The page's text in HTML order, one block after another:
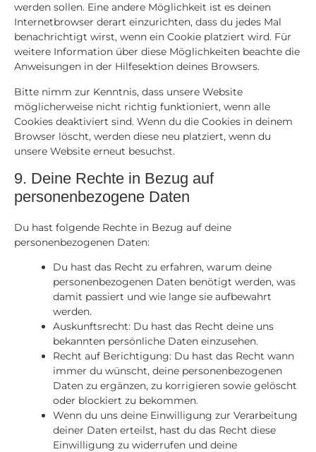
werden sollen. Eine andere Möglichkeit ist es deinen
Internetbrowser derart einzurichten, dass du jedes Mal
benachrichtigt wirst, wenn ein Cookie platziert wird. Für
weitere Information über diese Möglichkeiten beachte die
Anweisungen in der Hilfesektion deines Browsers.
Bitte nimm zur Kenntnis, dass unsere Website
möglicherweise nicht richtig funktioniert, wenn alle
Cookies deaktiviert sind. Wenn du die Cookies in deinem
Browser löscht, werden diese neu platziert, wenn du
unsere Website erneut besuchst.
9. Deine Rechte in Bezug auf
personenbezogene Daten
Du hast folgende Rechte in Bezug auf deine
personenbezogenen Daten:
Du hast das Recht zu erfahren, warum deine
personenbezogenen Daten benötigt werden, was
damit passiert und wie lange sie aufbewahrt
werden.
Auskunftsrecht: Du hast das Recht deine uns
bekannten persönliche Daten einzusehen.
Recht auf Berichtigung: Du hast das Recht wann
immer du wünscht, deine personenbezogenen
Daten zu ergänzen, zu korrigieren sowie gelöscht
oder blockiert zu bekommen.
Wenn du uns deine Einwilligung zur Verarbeitung
deiner Daten erteilst, hast du das Recht diese
Einwilligung zu widerrufen und deine